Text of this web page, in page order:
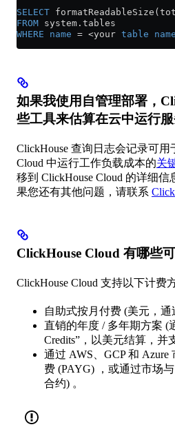
SELECT
FROM system . tables
WHERE name = <your table name
如果我使用自管理部署，
些工具来估算在云中运行
ClickHouse 查询日志会记录可用
Cloud 中运行工作负载成本的关
移到 ClickHouse Cloud 的详细信
果您还有其他问题，请联系
ClickHouse Cloud 有哪些
ClickHouse Cloud 支持以下计费
自助式按月付费 (美元，通
直销的年度 / 多年期方案 (
Credits”，以美元结算，并
通过 AWS、GCP 和
费 (PAYG) ，或通过市场
合约) 。